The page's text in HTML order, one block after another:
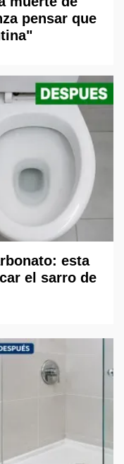
pensar que
esta
el sarro de